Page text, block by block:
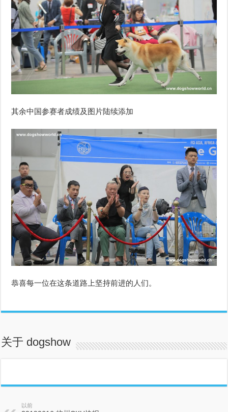
其余中国参赛者成绩及图片陆续添加
恭喜每一位在这条道路上坚持前进的人们。
关于 dogshow
以前